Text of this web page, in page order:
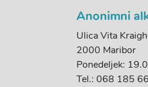
Anonimni
Ulica Vita
2000 Maribor
Ponedeljek:
Tel.: 068 185